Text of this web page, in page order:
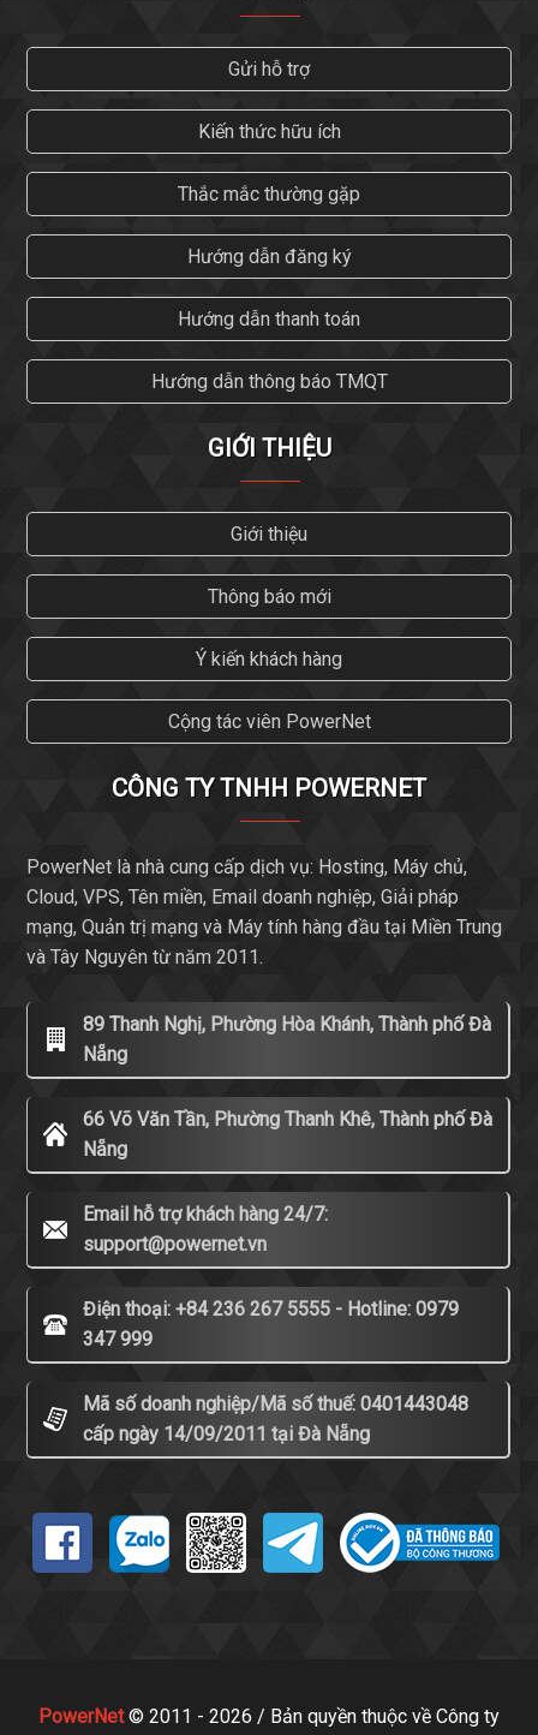
Gửi hỗ trợ
Kiến thức hữu ích
Thắc mắc thường gặp
Hướng dẫn đăng ký
Hướng dẫn thanh toán
Hướng dẫn thông báo TMQT
GIỚI THIỆU
Giới thiệu
Thông báo mới
Ý kiến khách hàng
Cộng tác viên PowerNet
CÔNG TY TNHH POWERNET
PowerNet là nhà cung cấp dịch vụ: Hosting, Máy chủ,
Cloud, VPS, Tên miền, Email doanh nghiệp, Giải pháp
mạng, Quản trị mạng và Máy tính hàng đầu tại Miền Trung
và Tây Nguyên từ năm 2011.
89 Thanh Nghị, Phường Hòa Khánh, Thành phố Đà
Nẵng
66 Võ Văn Tần, Phường Thanh Khê, Thành phố Đà
Nẵng
Email hỗ trợ khách hàng 24/7:
support@powernet.vn
Điện thoại: +84 236 267 5555 - Hotline: 0979
347 999
Mã số doanh nghiệp/Mã số thuế: 0401443048
cấp ngày 14/09/2011 tại Đà Nẵng
PowerNet© 2011 - 2026 / Bản quyền thuộc về Công ty